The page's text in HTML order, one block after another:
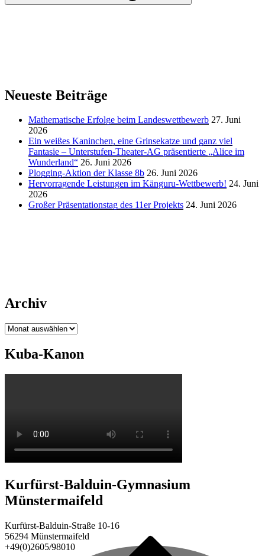
Neueste Beiträge
Mathematische Erfolge beim Landeswettbewerb 27. Juni
2026
Ein weißes Kaninchen, eine Grinsekatze und ganz viel
Fantasie – Unterstufen-Theater-AG präsentierte „Alice im
Wunderland“ 26. Juni 2026
Plogging-Aktion der Klasse 8b 26. Juni 2026
Hervorragende Leistungen im Känguru-Wettbewerb! 24. Juni
2026
Großer Präsentationstag des 11er Projekts 24. Juni 2026
Archiv
Archiv
Kuba-Kanon
Kurfürst-Balduin-Gymnasium
Münstermaifeld
Kurfürst-Balduin-Straße 10-16
56294 Münstermaifeld
+49(0)2605/98010